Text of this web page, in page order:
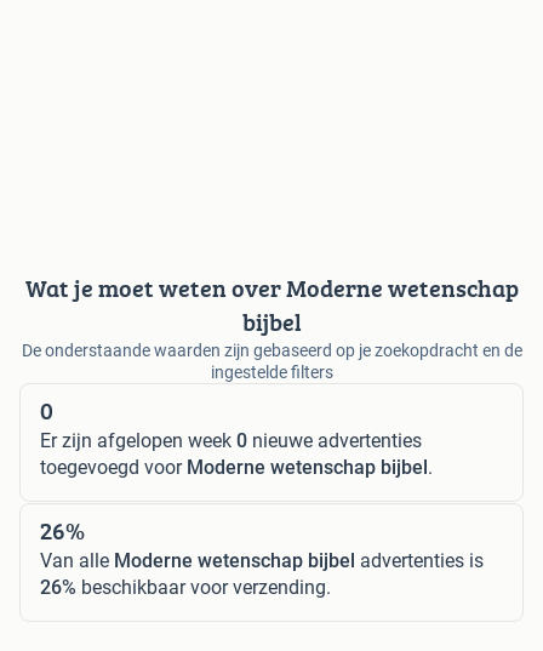
Wat je moet weten over Moderne wetenschap
bijbel
De onderstaande waarden zijn gebaseerd op je zoekopdracht en de
ingestelde filters
0
Er zijn afgelopen week 0 nieuwe advertenties
toegevoegd voor Moderne wetenschap bijbel.
26%
Van alle Moderne wetenschap bijbel advertenties is
26% beschikbaar voor verzending.